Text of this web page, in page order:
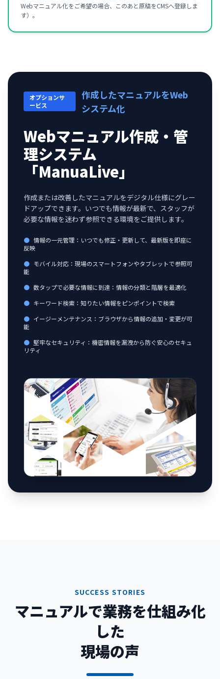
Webマニュアル化をご希望の場合、このあと原稿をCMSへ登録しま
す）。
オプションサ
ービス
作成したマニュアルをWeb
システム化
Webマニュアル作成・管
理システム
「ManuaLive」
作成または改善したマニュアルをデジタル仕様にグレー
ドアップできます。いつでも情報が最新で、スタッフが
必要な情報を迷わず参照できる環境をご提供します。
● 情報の一元管理：いつでも修正・更新して、最新版を即座に
反映
● モバイル対応：現場のスマートフォンやタブレットで参照可
能
● 数タップで必要な情報に到達：情報の分類と階層を最適化
● キーワード検索：知りたい情報をピンポイントで検索
● イージーメンテナンス：ブラウザから情報の追加・変更が可
能
● 堅牢なセキュリティ：機密情報を漏洩から防ぐ安心のセキュ
リティ
SUCCESS STORIES
マニュアルで業務を仕組み化
した
現場の声